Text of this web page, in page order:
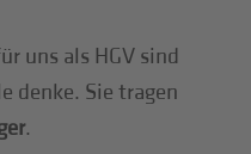
uns als HGV sind
denke. Sie tragen
.